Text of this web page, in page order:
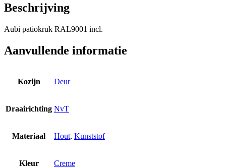
Beschrijving
Aubi patiokruk RAL9001 incl.
Aanvullende informatie
Kozijn Deur
Draairichting NvT
Materiaal Hout, Kunststof
Kleur Creme